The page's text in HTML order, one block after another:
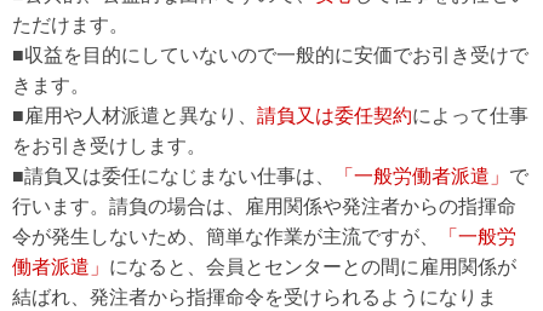
ただけます。
■収益を目的にしていないので一般的に安価でお引き受けで
きます。
■雇用や人材派遣と異なり、 請負又は委任契約によって仕事
をお引き受けします。
■請負又は委任になじまない仕事は、
「一般労働者派遣」 で
行います。請負の場合は、雇用関係や発注者からの指揮命
令が発生しないため、簡単な作業が主流ですが、
「一般労
働者派遣」 になると、会員とセンターとの間に雇用関係が
結ばれ、発注者から指揮命令を受けられるようになりま